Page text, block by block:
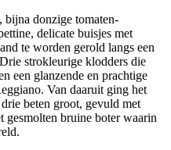
bijna donzige tomaten-
delicate buisjes met
te worden gerold langs een
strokleurige klodders die
een glanzende en prachtige
Van daaruit ging het
beten groot, gevuld met
gesmolten bruine boter waarin